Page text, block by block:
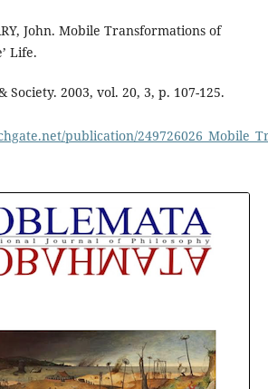
John. Mobile Transformations of
Life.
2003, vol. 20, 3, p. 107-125.
publication/